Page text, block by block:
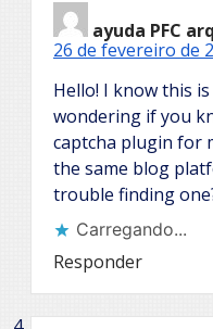
ayuda PFC
26 de fevereiro de
Hello! I know this
wondering if you
captcha plugin for
the same blog
trouble finding
Carregando...
Responder